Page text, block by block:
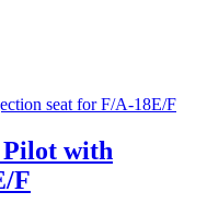
with
F